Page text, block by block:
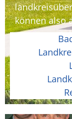
können also